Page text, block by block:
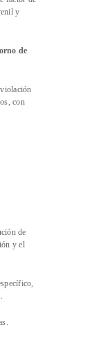
y
de
con
de
y el